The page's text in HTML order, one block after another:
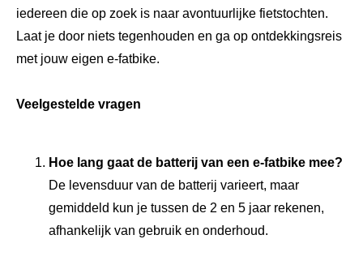
iedereen die op zoek is naar avontuurlijke fietstochten.
Laat je door niets tegenhouden en ga op ontdekkingsreis
met jouw eigen e-fatbike.
Veelgestelde vragen
Hoe lang gaat de batterij van een e-fatbike mee?
De levensduur van de batterij varieert, maar
gemiddeld kun je tussen de 2 en 5 jaar rekenen,
afhankelijk van gebruik en onderhoud.